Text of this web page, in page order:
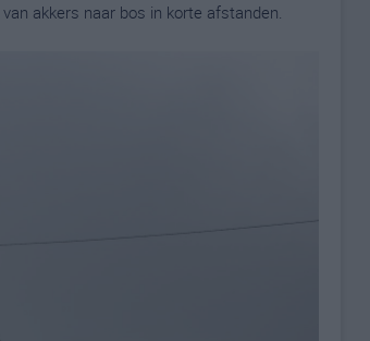
akkers naar bos in korte afstanden.